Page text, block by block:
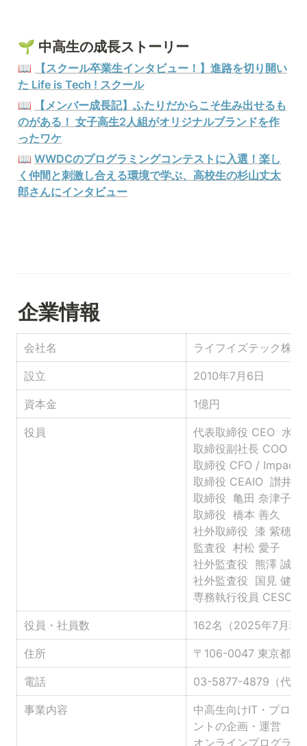
🌱 中高生の成長ストーリー
📖
【スクール卒業生インタビュー！】進路を切り開い
た Life is Tech ! スクール
📖
【メンバー成長記】ふたりだからこそ生み出せるも
のがある！ 女子高生2人組がオリジナルブランドを作
ったワケ
📖 WWDCのプログラミングコンテストに入選！楽し
く仲間と刺激し合える環境で学ぶ、高校生の杉山丈太
郎さんにインタビュー
企業情報
会社名 ライフイズテック株式
設立 2010年7月6日
資本金 1億円
役員
代表取締役 CEO  水野
取締役副社長 COO
取締役 CFO / Impact
取締役 CEAIO  讃井
取締役  亀田 奈津子
取締役  橋本 善久
社外取締役  漆 紫穂子
監査役  村松 愛子
社外監査役  熊澤 誠
社外監査役  国見 健介
専務執行役員 CESO
役員・社員数 162名（2025年7月現
住所 〒106-0047 東京都港
電話 03-5877-4879（代表
事業内容
中高生向けIT・プロ
ントの企画・運営
オンラインプログラ